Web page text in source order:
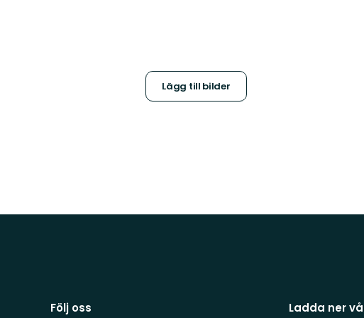
Lägg till bilder
Följ oss Ladda ner